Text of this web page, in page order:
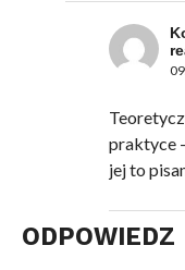
praktyce
jej to
ODPOWIEDZ